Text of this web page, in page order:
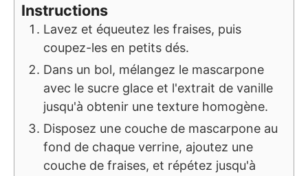
Instructions
Lavez et équeutez les fraises, puis
coupez-les en petits dés.
Dans un bol, mélangez le mascarpone
avec le sucre glace et l'extrait de vanille
jusqu'à obtenir une texture homogène.
Disposez une couche de mascarpone au
fond de chaque verrine, ajoutez une
couche de fraises, et répétez jusqu'à